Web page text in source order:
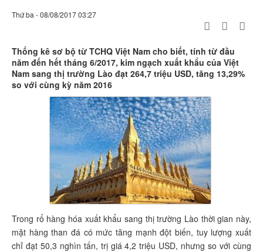
Thứ ba - 08/08/2017 03:27
Thống kê sơ bộ từ TCHQ Việt Nam cho biết, tính từ đầu
năm đến hết tháng 6/2017, kim ngạch xuất khẩu của Việt
Nam sang thị trường Lào đạt 264,7 triệu USD, tăng 13,29%
so với cùng kỳ năm 2016
Trong rổ hàng hóa xuất khẩu sang thị trường Lào thời gian này,
mặt hàng than đá có mức tăng mạnh đột biến, tuy lượng xuất
chỉ đạt 50,3 nghìn tấn, trị giá 4,2 triệu USD, nhưng so với cùng